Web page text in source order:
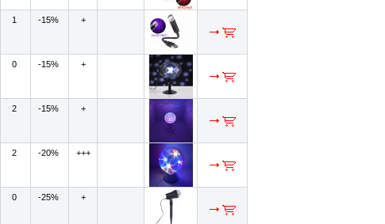
1 -15% +
0 -15% +
2 -15% +
2 -20% +++
0 -25% +